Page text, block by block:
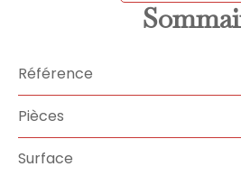
Référence
Pièces
Surface